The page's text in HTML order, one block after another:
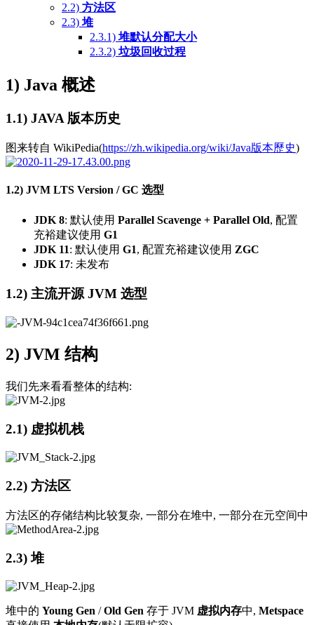
2.2) 方法区
2.3) 堆
2.3.1) 堆默认分配大小
2.3.2)垃圾回收过程
1) Java 概述
1.1) JAVA 版本历史
图来转自 WikiPedia(https://zh.wikipedia.org/wiki/Java版本歷史)
1.2) JVM LTS Version / GC 选型
JDK 8: 默认使用 Parallel Scavenge + Parallel Old, 配置
充裕建议使用 G1
JDK 11: 默认使用 G1, 配置充裕建议使用 ZGC
JDK 17: 未发布
1.2) 主流开源 JVM 选型
2) JVM 结构
我们先来看看整体的结构:
2.1) 虚拟机栈
2.2) 方法区
方法区的存储结构比较复杂, 一部分在堆中, 一部分在元空间中
2.3)堆
堆中的 Young Gen /Old Gen 存于 JVM 虚拟内存中, Metspace